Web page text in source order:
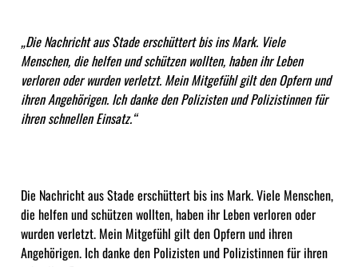
„Die Nachricht aus Stade erschüttert bis ins Mark. Viele
Menschen, die helfen und schützen wollten, haben ihr Leben
verloren oder wurden verletzt. Mein Mitgefühl gilt den Opfern und
ihren Angehörigen. Ich danke den Polizisten und Polizistinnen für
ihren schnellen Einsatz.“
Die Nachricht aus Stade erschüttert bis ins Mark. Viele Menschen,
die helfen und schützen wollten, haben ihr Leben verloren oder
wurden verletzt. Mein Mitgefühl gilt den Opfern und ihren
Angehörigen. Ich danke den Polizisten und Polizistinnen für ihren